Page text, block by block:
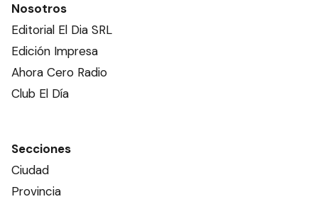
Nosotros
Editorial El Dia SRL
Edición Impresa
Ahora Cero Radio
Club El Día
Secciones
Ciudad
Provincia